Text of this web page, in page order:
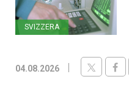
SVIZZERA
04.08.2026